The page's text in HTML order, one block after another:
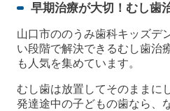
早期治療が大切！むし歯
山口市ののうみ歯科キッズデ
い段階で解決できるむし歯治
も人気を集めています。
むし歯は放置してそのままに
発達途中の子どもの歯なら、